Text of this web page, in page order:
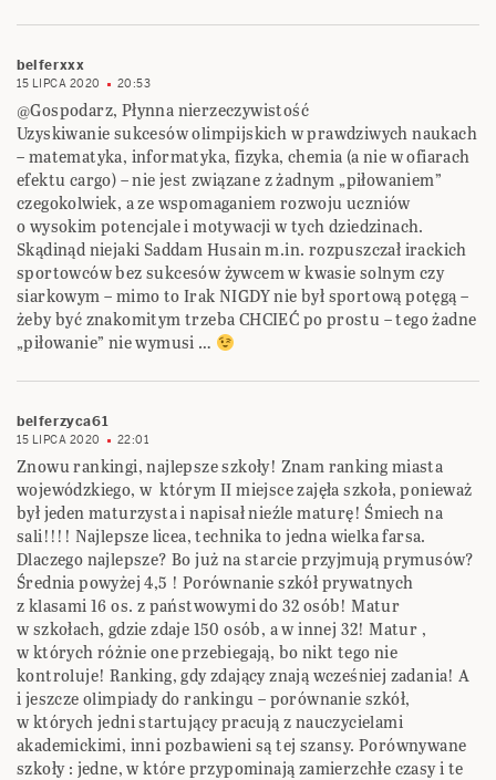
belferxxx
15 LIPCA 2020 20:53
@Gospodarz, Płynna nierzeczywistość
Uzyskiwanie sukcesów olimpijskich w prawdziwych naukach
– matematyka, informatyka, fizyka, chemia (a nie w ofiarach
efektu cargo) – nie jest związane z żadnym „piłowaniem”
czegokolwiek, a ze wspomaganiem rozwoju uczniów
o wysokim potencjale i motywacji w tych dziedzinach.
Skądinąd niejaki Saddam Husain m.in. rozpuszczał irackich
sportowców bez sukcesów żywcem w kwasie solnym czy
siarkowym – mimo to Irak NIGDY nie był sportową potęgą –
żeby być znakomitym trzeba CHCIEĆ po prostu – tego żadne
„piłowanie” nie wymusi …
belferzyca61
15 LIPCA 2020 22:01
Znowu rankingi, najlepsze szkoły! Znam ranking miasta
wojewódzkiego, w którym II miejsce zajęła szkoła, ponieważ
był jeden maturzysta i napisał nieźle maturę! Śmiech na
sali!!!! Najlepsze licea, technika to jedna wielka farsa.
Dlaczego najlepsze? Bo już na starcie przyjmują prymusów?
Średnia powyżej 4,5 ! Porównanie szkół prywatnych
z klasami 16 os. z państwowymi do 32 osób! Matur
w szkołach, gdzie zdaje 150 osób, a w innej 32! Matur ,
w których różnie one przebiegają, bo nikt tego nie
kontroluje! Ranking, gdy zdający znają wcześniej zadania! A
i jeszcze olimpiady do rankingu – porównanie szkół,
w których jedni startujący pracują z nauczycielami
akademickimi, inni pozbawieni są tej szansy. Porównywane
szkoły : jedne, w które przypominają zamierzchłe czasy i te